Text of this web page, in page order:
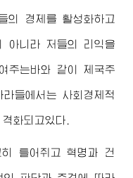
의 경제를 활성화하고
아니라 저들의 리익을
주는바와 같이 제국주
들에서는 사회경제적
화되고있다.
틀어쥐고 혁명과 건